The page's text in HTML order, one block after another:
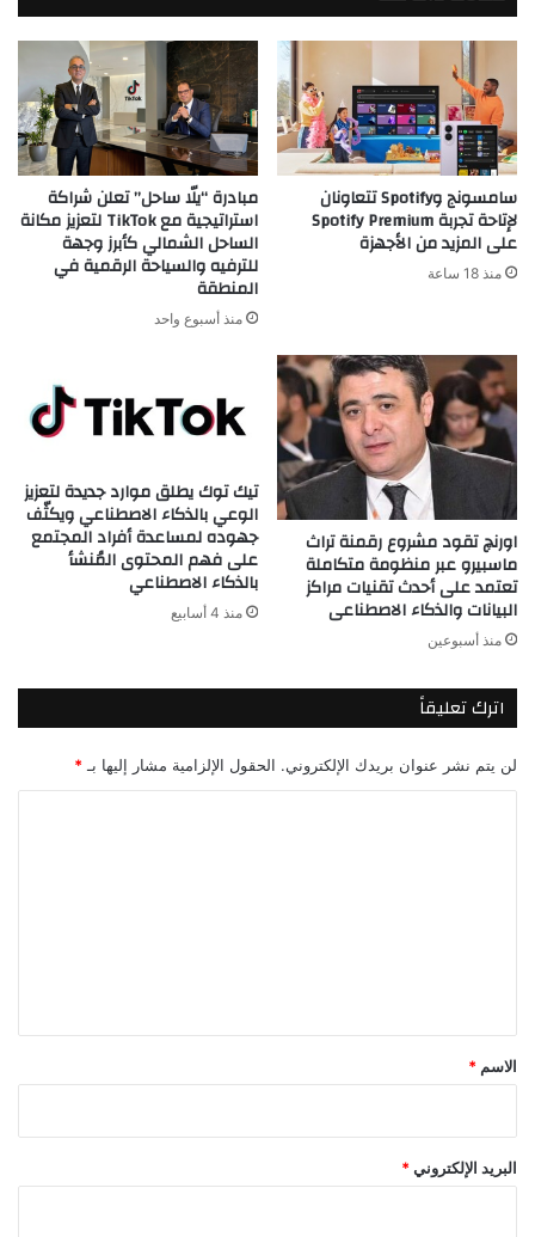
سامسونج وSpotify تتعاونان
لإتاحة تجربة Spotify Premium
على المزيد من الأجهزة
منذ 18 ساعة
مبادرة “يلّا ساحل” تعلن شراكة
استراتيجية مع TikTok لتعزيز مكانة
الساحل الشمالي كأبرز وجهة
للترفيه والسياحة الرقمية في
المنطقة
منذ أسبوع واحد
اورنچ تقود مشروع رقمنة تراث
ماسبيرو عبر منظومة متكاملة
تعتمد على أحدث تقنيات مراكز
البيانات والذكاء الاصطناعى
منذ أسبوعين
تيك توك يطلق موارد جديدة لتعزيز
الوعي بالذكاء الاصطناعي ويكثّف
جهوده لمساعدة أفراد المجتمع
على فهم المحتوى المُنشأ
بالذكاء الاصطناعي
منذ 4 أسابيع
اترك تعليقاً
لن يتم نشر عنوان بريدك الإلكتروني. الحقول الإلزامية مشار إليها بـ *
*
الاسم *
البريد الإلكتروني *